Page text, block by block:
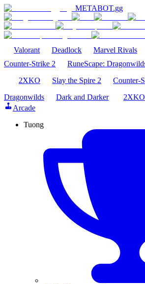
METABOT.gg
Valorant Deadlock Marvel Rivals
Counter-Strike 2
RuneScape:
2XKO
Slay the Spire 2 Counter-
Dragonwilds
Dark and Darker
2XKO
Arcade
Tuong